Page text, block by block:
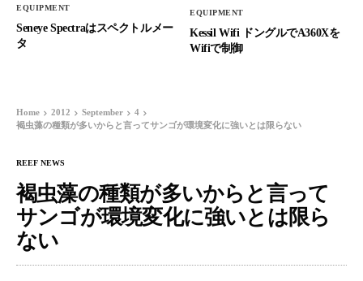
EQUIPMENT
Seneye Spectraはスペクトルメー
タ
EQUIPMENT
Kessil Wifi ドングルでA360Xを
Wifiで制御
Home 2012 September
4
褐虫藻の種類が多いからと言ってサンゴが環境変化に強いとは限らない
REEF NEWS
褐虫藻の種類が多いからと言って
サンゴが環境変化に強いとは限ら
ない